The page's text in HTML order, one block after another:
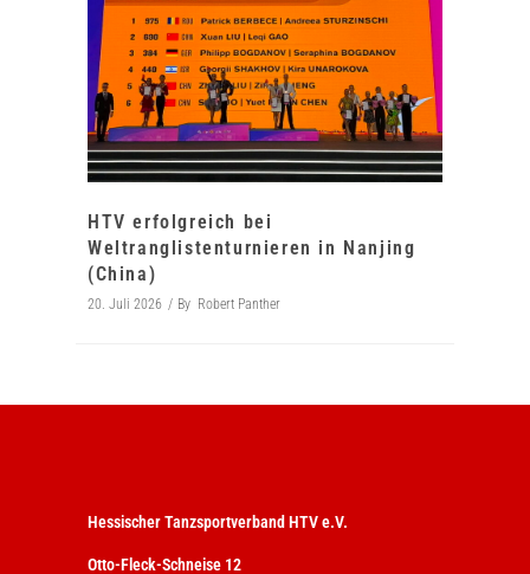
HTV erfolgreich bei
Weltranglistenturnieren in Nanjing
(China)
20. Juli 2026 By Robert Panther
Hessischer Tanzsportverband HTV e.V.
Otto-Fleck-Schneise 12